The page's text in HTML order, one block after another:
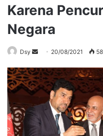
Karena
Negara
Dsy
Send
email
20/08/2021 58